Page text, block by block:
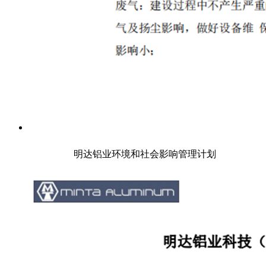
明达铝业环境和社会影响管理计划